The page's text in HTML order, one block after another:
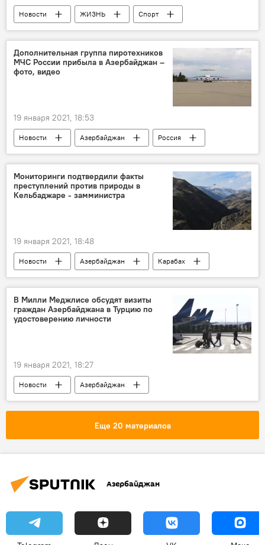
Новости ЖИЗНЬ
Спорт
Азербайджан
ФК "Карабах"
Дополнительная группа пиротехников
МЧС России прибыла в Азербайджан –
фото, видео
19 января 2021, 18:53
Новости Азербайджан
Россия
Карабах
МЧС РФ МЧС АР
Мониторинги подтвердили факты
преступлений против природы в
Кельбаджаре - замминистра
19 января 2021, 18:48
Новости Азербайджан
Карабах
ЖИЗНЬ
Экономика
Министерство экологии и природных ресурсов АР
Кельбаджарский район
мониторинг
В Милли Меджлисе обсудят визиты
граждан Азербайджана в Турцию по
удостоверению личности
19 января 2021, 18:27
Новости
Азербайджан
Новости мира
Виза
паспорт
Еще 20 материалов
Азербайджан